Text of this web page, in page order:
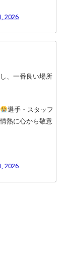
2026
、一番良い場所
選手・スタッフ
熱に心から敬意
2026